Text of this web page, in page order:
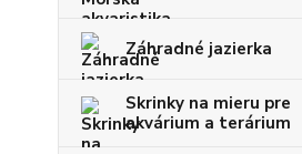
Záhradné jazierka
Skrinky na mieru pre
akvárium a terárium